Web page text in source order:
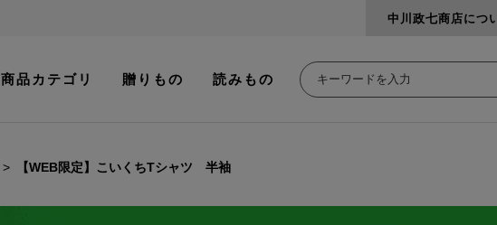
中川政七商店につ
商品カテゴリ 贈りもの 読みもの
【WEB限定】こいくちTシャツ 半袖